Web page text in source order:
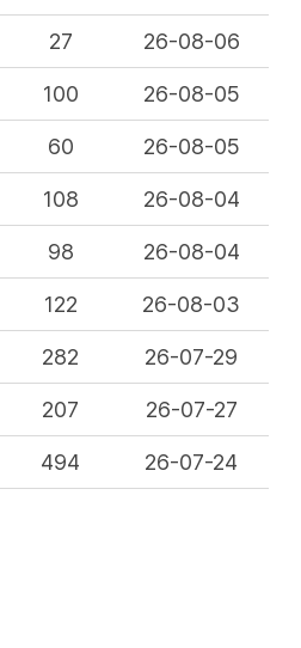
27 26-08-06
100 26-08-05
60 26-08-05
108 26-08-04
98 26-08-04
122 26-08-03
282 26-07-29
207 26-07-27
494 26-07-24